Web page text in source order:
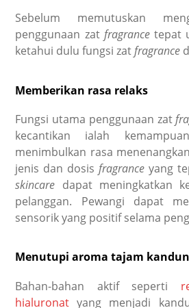
Sebelum memutuskan
penggunaan zat fragrance tepat
ketahui dulu fungsi zatfragrance
Memberikan rasa relaks
Fungsi utama penggunaan zat
kecantikan ialah
menimbulkan rasa
jenis dan dosisfragrance yang
skincare dapat meningkatkan
pelanggan. Pewangi dapat
sensorik yang positif selama
Menutupi aroma tajam
Bahan-bahan aktif seperti
hialuronat yang menjadi